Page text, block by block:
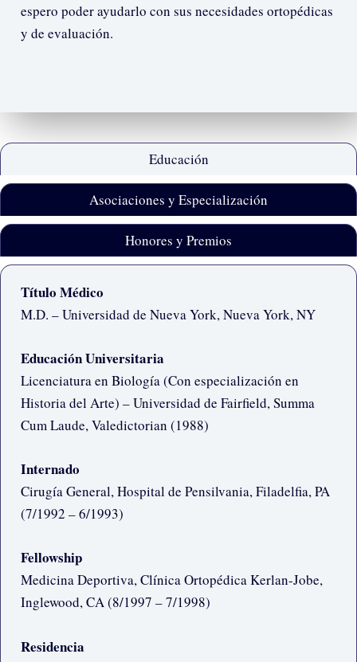
espero poder ayudarlo con sus necesidades ortopédicas
y de evaluación.
Educación
Asociaciones y Especialización
Honores y Premios
Título Médico
M.D. – Universidad de Nueva York, Nueva York, NY
Educación Universitaria
Licenciatura en Biología (Con especialización en
Historia del Arte) – Universidad de Fairfield, Summa
Cum Laude, Valedictorian (1988)
Internado
Cirugía General, Hospital de Pensilvania, Filadelfia, PA
(7/1992 – 6/1993)
Fellowship
Medicina Deportiva, Clínica Ortopédica Kerlan-Jobe,
Inglewood, CA (8/1997 – 7/1998)
Residencia